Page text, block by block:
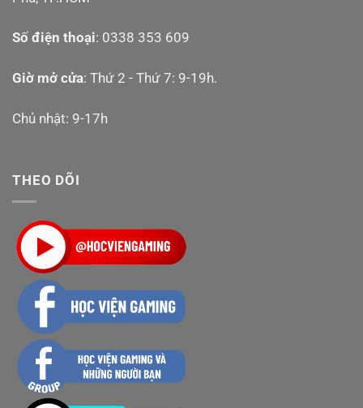
Số điện thoại: 0338 353 609
Giờ mở cửa: Thứ 2 - Thứ 7: 9-19h.
Chủ nhật: 9-17h
THEO DÕI